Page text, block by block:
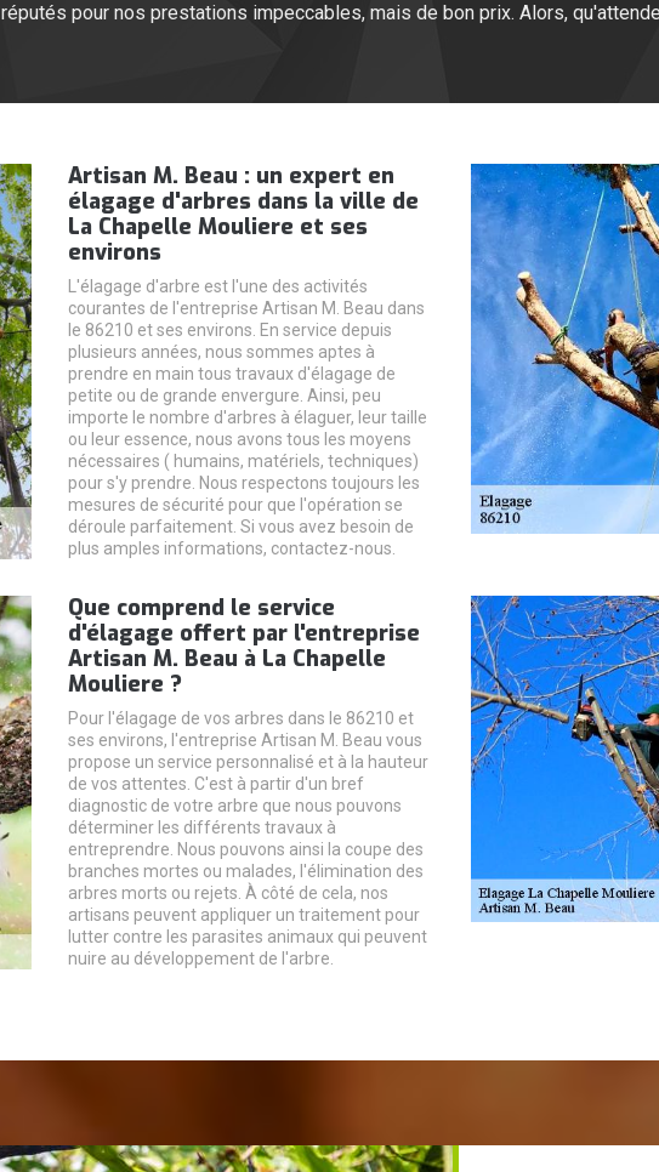
réputés pour nos prestations impeccables, mais de bon prix. Alors,
Artisan M. Beau : un expert en
élagage d'arbres dans la ville de
La Chapelle Mouliere et ses
environs
L'élagage d'arbre est l'une des activités
courantes de l'entreprise Artisan M. Beau dans
le 86210 et ses environs. En service depuis
plusieurs années, nous sommes aptes à
prendre en main tous travaux d'élagage de
petite ou de grande envergure. Ainsi, peu
importe le nombre d'arbres à élaguer, leur taille
ou leur essence, nous avons tous les moyens
nécessaires ( humains, matériels, techniques)
pour s'y prendre. Nous respectons toujours les
mesures de sécurité pour que l'opération se
déroule parfaitement. Si vous avez besoin de
plus amples informations, contactez-nous.
Que comprend le service
d'élagage offert par l'entreprise
Artisan M. Beau à La Chapelle
Mouliere ?
Pour l'élagage de vos arbres dans le 86210 et
ses environs, l'entreprise Artisan M. Beau vous
propose un service personnalisé et à la hauteur
de vos attentes. C'est à partir d'un bref
diagnostic de votre arbre que nous pouvons
déterminer les différents travaux à
entreprendre. Nous pouvons ainsi la coupe des
branches mortes ou malades, l'élimination des
arbres morts ou rejets. À côté de cela, nos
artisans peuvent appliquer un traitement pour
lutter contre les parasites animaux qui peuvent
nuire au développement de l'arbre.